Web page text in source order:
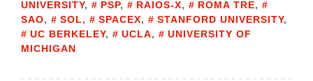
UNIVERSITY, PSP, RAIOS-X, ROMA TRE,
SAO, SOL, SPACEX, STANFORD UNIVERSITY,
UC BERKELEY, UCLA,
UNIVERSITY OF
MICHIGAN